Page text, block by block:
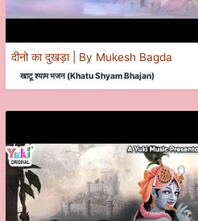
दीनो का दुखड़ा | By Mukesh Bagda
खाटू श्याम भजन (Khatu Shyam Bhajan)